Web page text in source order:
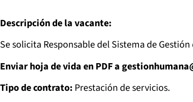
Descripciónde la vacante:
Se solicita Responsable del Sistema de
Enviar hoja de vida en PDF a
Tipo de contrato: Prestación de servicios.